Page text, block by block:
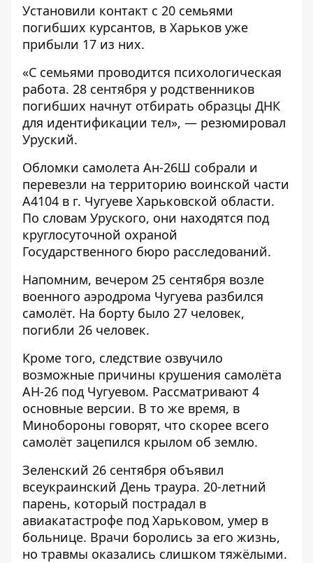
Установили контакт с 20 семьями
погибших курсантов, в Харьков уже
прибыли 17 из них.
«С семьями проводится психологическая
работа. 28 сентября у родственников
погибших начнут отбирать образцы ДНК
для идентификации тел», — резюмировал
Уруский.
Обломки самолета Ан-26Ш собрали и
перевезли на территорию воинской части
А4104 в г. Чугуеве Харьковской области.
По словам Уруского, они находятся под
круглосуточной охраной
Государственного бюро расследований.
Напомним, вечером 25 сентября возле
военного аэродрома Чугуева разбился
самолёт. На борту было 27 человек,
погибли 26 человек.
Кроме того, следствие озвучило
возможные причины крушения самолёта
АН-26 под Чугуевом. Рассматривают 4
основные версии. В то же время, в
Минобороны говорят, что скорее всего
самолёт зацепился крылом об землю.
Зеленский 26 сентября объявил
всеукраинский День траура. 20-летний
парень, который пострадал в
авиакатастрофе под Харьковом, умер в
больнице. Врачи боролись за его жизнь,
но травмы оказались слишком тяжёлыми.